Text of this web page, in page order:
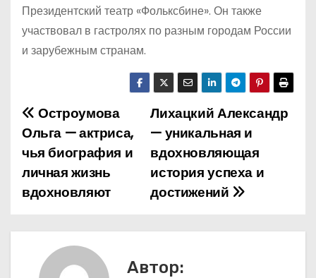
Президентский театр «Фольксбине». Он также
участвовал в гастролях по разным городам России
и зарубежным странам.
Н
а
в
и
г
Лихацкий Александр
— уникальная и
вдохновляющая
история успеха и
достижений
Остроумова
Ольга — актриса,
чья биография и
личная жизнь
вдохновляют
Автор: